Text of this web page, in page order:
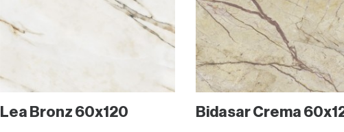
Lea Bronz 60x120 Bidasar Crema